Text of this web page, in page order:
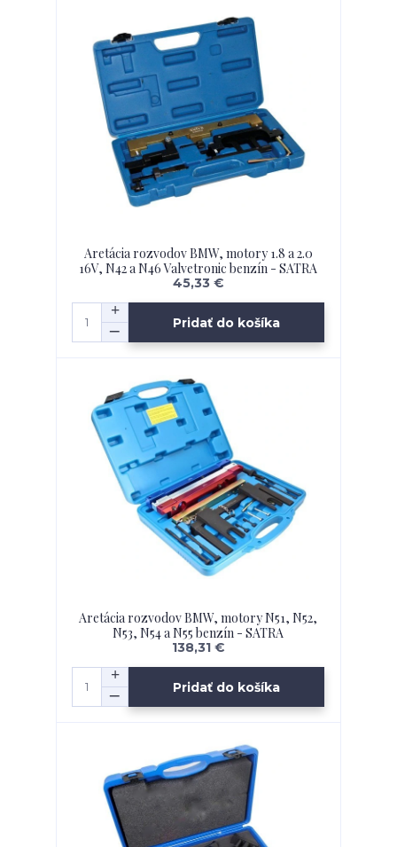
Aretácia rozvodov BMW, motory 1.8 a 2.0
16V, N42 a N46 Valvetronic benzín - SATRA
45,33 €
Pridať do košíka
Aretácia rozvodov BMW, motory N51, N52,
N53, N54 a N55 benzín - SATRA
138,31 €
Pridať do košíka